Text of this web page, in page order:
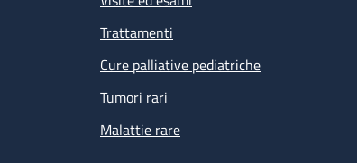
Trattamenti
Cure palliative pediatriche
Tumori rari
Malattie rare